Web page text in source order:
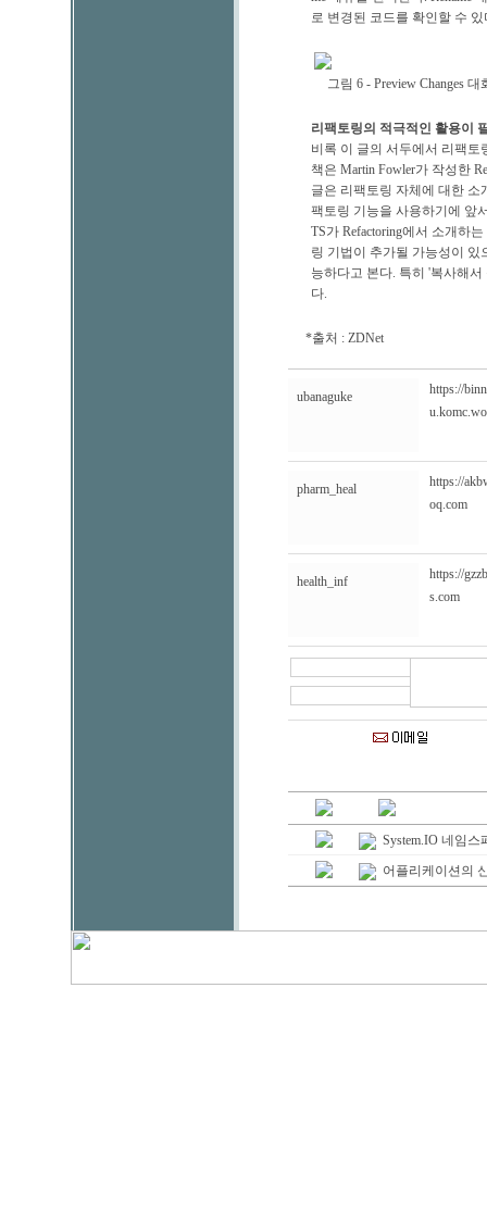
로 변경된 코드를 확인할 수 있
그림 6 - Preview Changes 대
리팩토링의 적극적인 활용이
비록 이 글의 서두에서 리팩
책은 Martin Fowler가 작성한
글은 리팩토링 자체에 대한
팩토링 기능을 사용하기에 앞
TS가 Refactoring에서 소개하
링 기법이 추가될 가능성이
능하다고 본다. 특히 '복사해
다.
*출처 : ZDNet
ubanaguke
https://
pharm_heal
https://
oq.com
health_inf
https://
s.com
System.IO 네임
어플리케이션의